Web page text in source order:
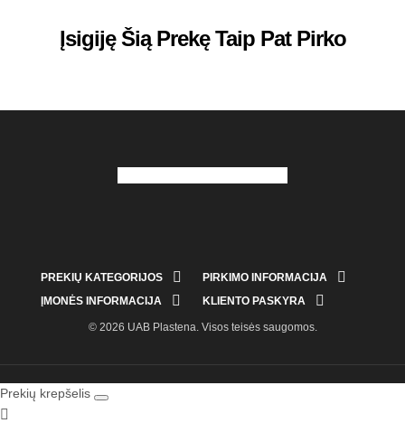
Įsigiję Šią Prekę Taip Pat Pirko
PREKIŲ KATEGORIJOS  PIRKIMO INFORMACIJA 
ĮMONĖS INFORMACIJA  KLIENTO PASKYRA 
© 2026 UAB Plastena. Visos teisės saugomos.
Prekių krepšelis
